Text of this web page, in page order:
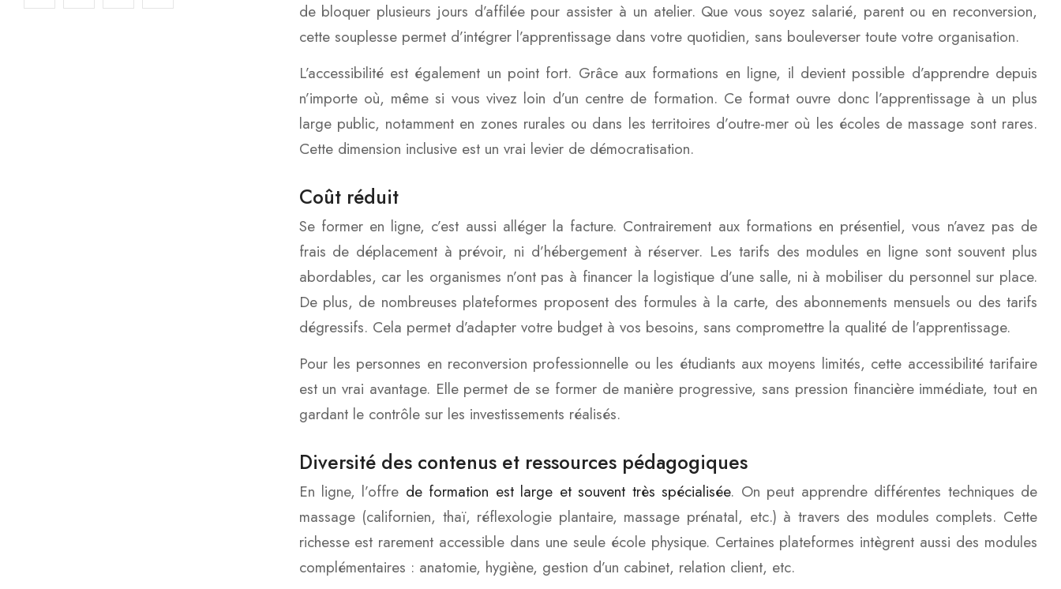
de bloquer plusieurs jours d’affilée pour assister à un atelier. Que vous soyez salarié, parent ou en reconversion,
cette souplesse permet d’intégrer l’apprentissage dans votre quotidien, sans bouleverser toute votre organisation.
L’accessibilité est également un point fort. Grâce aux formations en ligne, il devient possible d’apprendre depuis
n’importe où, même si vous vivez loin d’un centre de formation. Ce format ouvre donc l’apprentissage à un plus
large public, notamment en zones rurales ou dans les territoires d’outre-mer où les écoles de massage sont rares.
Cette dimension inclusive est un vrai levier de démocratisation.
Coût réduit
Se former en ligne, c’est aussi alléger la facture. Contrairement aux formations en présentiel, vous n’avez pas de
frais de déplacement à prévoir, ni d’hébergement à réserver. Les tarifs des modules en ligne sont souvent plus
abordables, car les organismes n’ont pas à financer la logistique d’une salle, ni à mobiliser du personnel sur place.
De plus, de nombreuses plateformes proposent des formules à la carte, des abonnements mensuels ou des tarifs
dégressifs. Cela permet d’adapter votre budget à vos besoins, sans compromettre la qualité de l’apprentissage.
Pour les personnes en reconversion professionnelle ou les étudiants aux moyens limités, cette accessibilité tarifaire
est un vrai avantage. Elle permet de se former de manière progressive, sans pression financière immédiate, tout en
gardant le contrôle sur les investissements réalisés.
Diversité des contenus et ressources pédagogiques
En ligne, l’offre de formation est large et souvent très spécialisée. On peut apprendre différentes techniques de
massage (californien, thaï, réflexologie plantaire, massage prénatal, etc.) à travers des modules complets. Cette
richesse est rarement accessible dans une seule école physique. Certaines plateformes intègrent aussi des modules
complémentaires : anatomie, hygiène, gestion d’un cabinet, relation client, etc.